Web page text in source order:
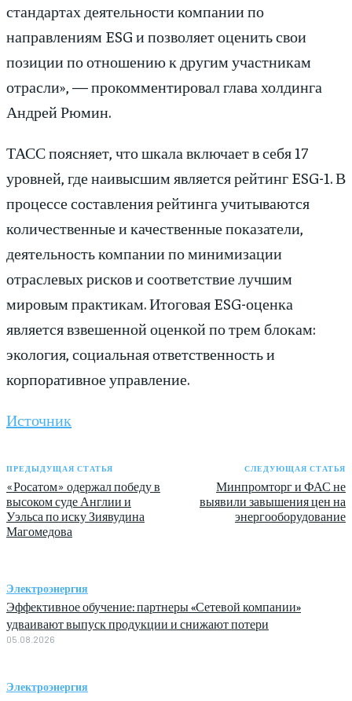
стандартах деятельности компании по
направлениям ESG и позволяет оценить свои
позиции по отношению к другим участникам
отрасли», — прокомментировал глава холдинга
Андрей Рюмин.
ТАСС поясняет, что шкала включает в себя 17
уровней, где наивысшим является рейтинг ESG-1. В
процессе составления рейтинга учитываются
количественные и качественные показатели,
деятельность компании по минимизации
отраслевых рисков и соответствие лучшим
мировым практикам. Итоговая ESG-оценка
является взвешенной оценкой по трем блокам:
экология, социальная ответственность и
корпоративное управление.
Источник
ПРЕДЫДУЩАЯ СТАТЬЯ
«Росатом» одержал победу в
высоком суде Англии и
Уэльса по иску Зиявудина
Магомедова
СЛЕДУЮЩАЯ СТАТЬЯ
Минпромторг и ФАС не
выявили завышения цен на
энергооборудование
Электроэнергия
Эффективное обучение: партнеры «Сетевой компании»
удваивают выпуск продукции и снижают потери
05.08.2026
Электроэнергия